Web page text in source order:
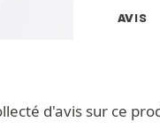
AVIS
d'avis sur ce